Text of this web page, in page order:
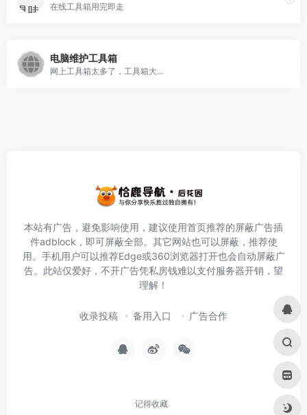
在线工具箱用完即走
电脑维护工具箱
网上工具箱太多了，工具箱大...
本站有广告，避免影响使用，建议使用首页推荐的屏蔽广告插
件adblock ，即可屏蔽全部。其它网站也可以屏蔽，推荐使
用。手机用户可以推荐Edge或360浏览器打开也会自动屏蔽广
告。此站仅爱好，不开广告凭私房钱难以支付服务器开销，望
理解！
收录投稿 备用入口 广告合作
记得收藏